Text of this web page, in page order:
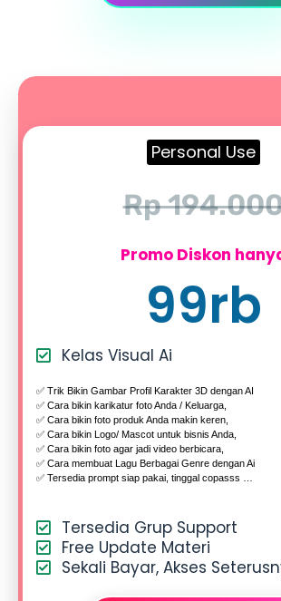
Personal Use
Rp
Promo Diskon
99rb
Kelas Visual Ai
✅ Trik Bikin Gambar Profil Karakter 3D dengan AI
✅ Cara bikin karikatur foto Anda / Keluarga,
✅ Cara bikin foto produk Anda makin keren,
✅ Cara bikin Logo/ Mascot untuk bisnis Anda,
✅ Cara bikin foto agar jadi video berbicara,
✅ Cara membuat Lagu Berbagai Genre dengan Ai
✅ Tersedia prompt siap pakai, tinggal copasss …
Tersedia Grup Support
Free Update Materi
Sekali Bayar, Akses